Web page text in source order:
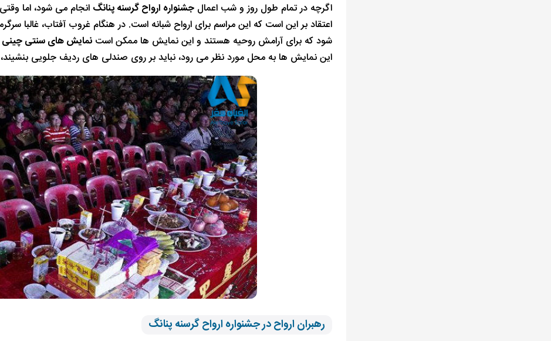
اگرچه در تمام طول روز و شب اعمال جشنواره ارواح گرسنه پنانگ انجام می شود، اما
اعتقاد بر این است که این مراسم برای ارواح شبانه است. در هنگام غروب آفتاب، غالبا
شود که برای آرامش روحیه هستند و این نمایش ها ممکن است نمایش های سنتی چینی
این نمایش ها به محل مورد نظر می رود، نباید بر روی صندلی های ردیف جلویی بنشیند،
رهبران ارواح در جشنواره ارواح گرسنه پنانگ